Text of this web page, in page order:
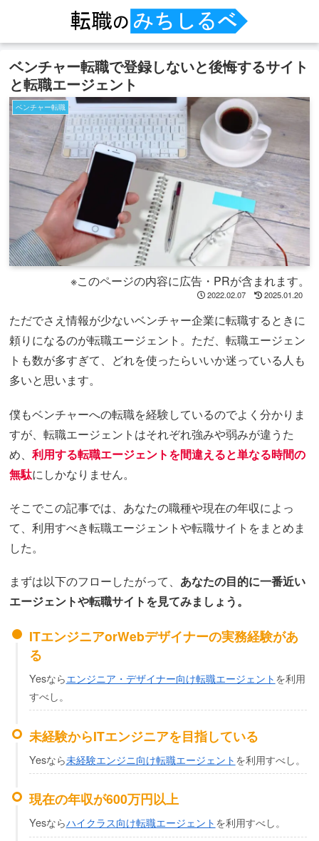
ベンチャー転職で登録しないと後悔するサイト
と転職エージェント
ベンチャー転職
※このページの内容に広告・PRが含まれます。
2022.02.07 2025.01.20
ただでさえ情報が少ないベンチャー企業に転職するときに
頼りになるのが転職エージェント。ただ、転職エージェン
トも数が多すぎて、どれを使ったらいいか迷っている人も
多いと思います。
僕もベンチャーへの転職を経験しているのでよく分かりま
すが、転職エージェントはそれぞれ強みや弱みが違うた
め、利用する転職エージェントを間違えると単なる時間の
無駄にしかなりません。
そこでこの記事では、あなたの職種や現在の年収によっ
て、利用すべき転職エージェントや転職サイトをまとめま
した。
まずは以下のフローしたがって、 あなたの目的に一番近い
エージェントや転職サイトを見てみましょう。
ITエンジニアorWebデザイナーの実務経験があ
る
Yesならエンジニア・デザイナー向け転職エージェントを利用
すべし。
未経験からITエンジニアを目指している
Yesなら未経験エンジニ向け転職エージェントを利用すべし。
現在の年収が600万円以上
Yesならハイクラス向け転職エージェントを利用すべし。